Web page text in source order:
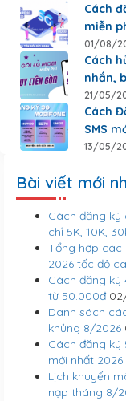
Cách
miễn
01/08/
Cách
nhắn,
21/05/
Cách
SMS
13/05/
Bài viết mới
Cách đăng ký
chỉ 5K, 10K,
Tổng hợp các
2026 tốc độ
Cách đăng ký
từ 50.000đ
Danh sách
khủng 8/2026
Cách đăng ký
mới nhất 2026
Lịch khuyến
nạp tháng 8/